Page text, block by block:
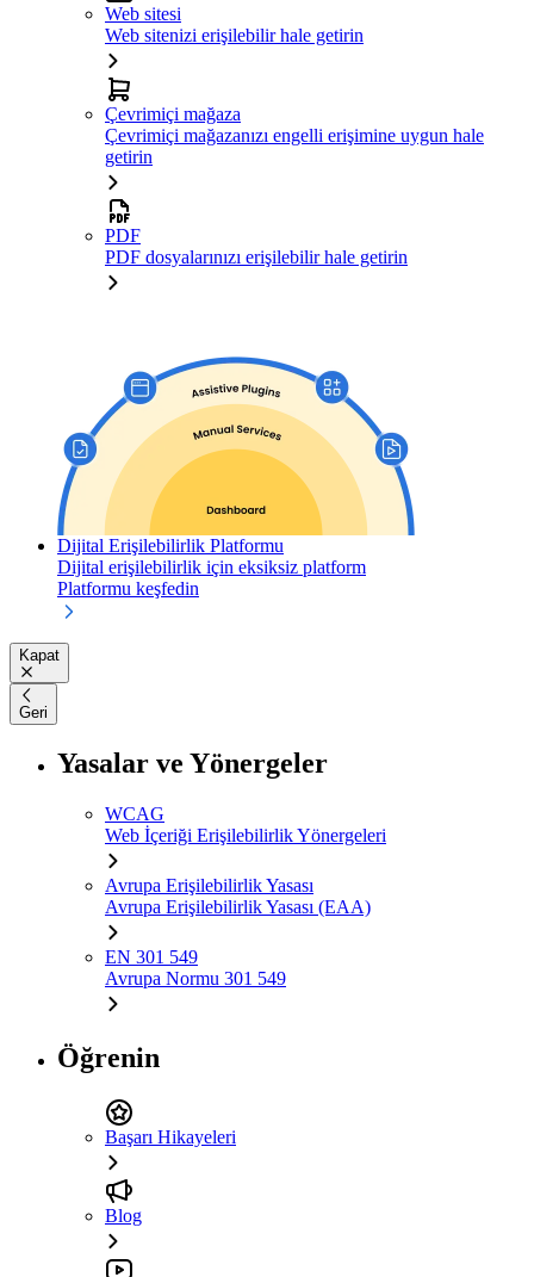
Web sitesi
Web sitenizi erişilebilir hale getirin
Çevrimiçi mağaza
Çevrimiçi mağazanızı engelli erişimine uygun hale
getirin
PDF
PDF dosyalarınızı erişilebilir hale getirin
Dijital Erişilebilirlik Platformu
Dijital erişilebilirlik için eksiksiz platform
Platformu keşfedin
Kapat
Geri
Yasalar ve Yönergeler
WCAG
Web İçeriği Erişilebilirlik Yönergeleri
Avrupa Erişilebilirlik Yasası
Avrupa Erişilebilirlik Yasası (EAA)
EN 301 549
Avrupa Normu 301 549
Öğrenin
Başarı Hikayeleri
Blog